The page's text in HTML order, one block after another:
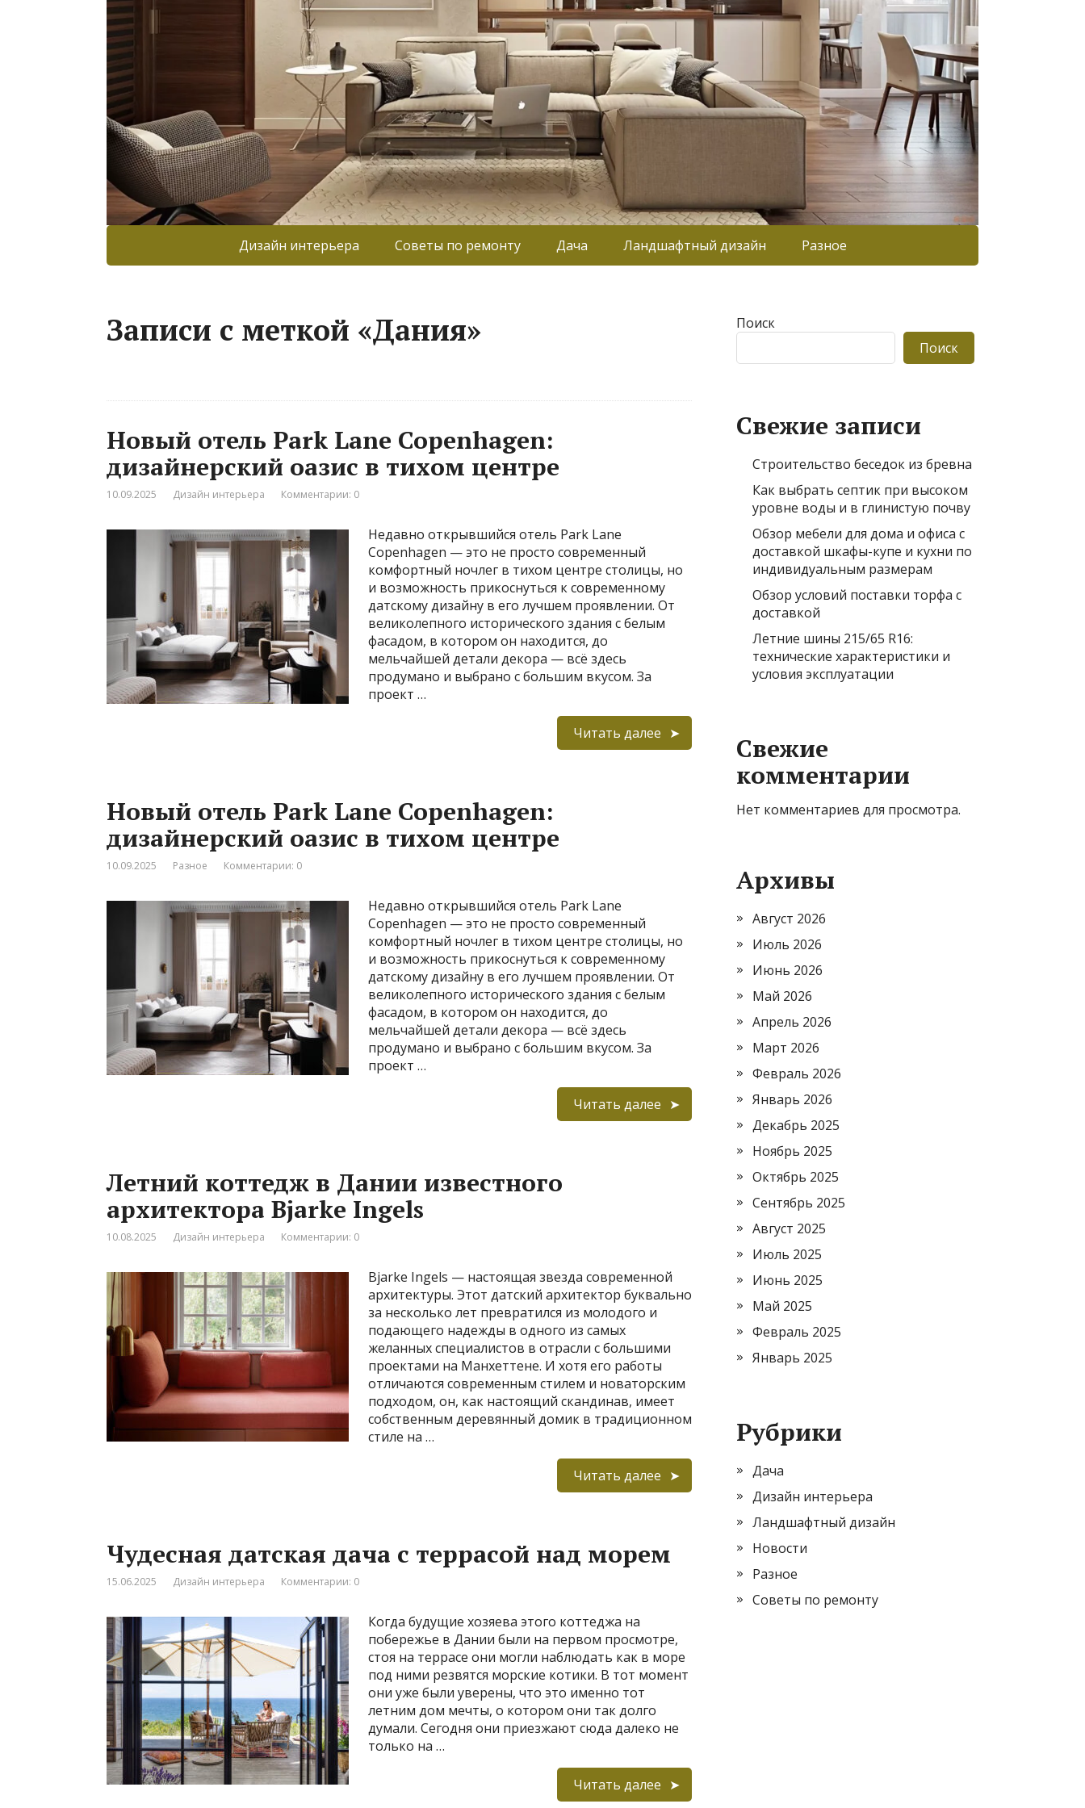
Дизайн интерьера Советы по ремонту Дача Ландшафтный дизайн Разное
Записи с меткой «Дания»
Новый отель Park Lane Copenhagen:
дизайнерский оазис в тихом центре
10.09.2025 Дизайн интерьера Комментарии: 0
Недавно открывшийся отель Park Lane
Copenhagen — это не просто современный
комфортный ночлег в тихом центре столицы, но
и возможность прикоснуться к современному
датскому дизайну в его лучшем проявлении. От
великолепного исторического здания с белым
фасадом, в котором он находится, до
мельчайшей детали декора — всё здесь
продумано и выбрано с большим вкусом. За
проект …
Читать далее
Новый отель Park Lane Copenhagen:
дизайнерский оазис в тихом центре
10.09.2025 Разное Комментарии: 0
Недавно открывшийся отель Park Lane
Copenhagen — это не просто современный
комфортный ночлег в тихом центре столицы, но
и возможность прикоснуться к современному
датскому дизайну в его лучшем проявлении. От
великолепного исторического здания с белым
фасадом, в котором он находится, до
мельчайшей детали декора — всё здесь
продумано и выбрано с большим вкусом. За
проект …
Читать далее
Летний коттедж в Дании известного
архитектора Bjarke Ingels
10.08.2025 Дизайн интерьера Комментарии: 0
Bjarke Ingels — настоящая звезда современной
архитектуры. Этот датский архитектор буквально
за несколько лет превратился из молодого и
подающего надежды в одного из самых
желанных специалистов в отрасли с большими
проектами на Манхеттене. И хотя его работы
отличаются современным стилем и новаторским
подходом, он, как настоящий скандинав, имеет
собственным деревянный домик в традиционном
стиле на …
Читать далее
Чудесная датская дача с террасой над морем
15.06.2025 Дизайн интерьера Комментарии: 0
Когда будущие хозяева этого коттеджа на
побережье в Дании были на первом просмотре,
стоя на террасе они могли наблюдать как в море
под ними резвятся морские котики. В тот момент
они уже были уверены, что это именно тот
летним дом мечты, о котором они так долго
думали. Сегодня они приезжают сюда далеко не
только на …
Читать далее
Поиск
Поиск
Свежие записи
Строительство беседок из бревна
Как выбрать септик при высоком
уровне воды и в глинистую почву
Обзор мебели для дома и офиса с
доставкой шкафы-купе и кухни по
индивидуальным размерам
Обзор условий поставки торфа с
доставкой
Летние шины 215/65 R16:
технические характеристики и
условия эксплуатации
Свежие
комментарии
Нет комментариев для просмотра.
Архивы
Август 2026
Июль 2026
Июнь 2026
Май 2026
Апрель 2026
Март 2026
Февраль 2026
Январь 2026
Декабрь 2025
Ноябрь 2025
Октябрь 2025
Сентябрь 2025
Август 2025
Июль 2025
Июнь 2025
Май 2025
Февраль 2025
Январь 2025
Рубрики
Дача
Дизайн интерьера
Ландшафтный дизайн
Новости
Разное
Советы по ремонту